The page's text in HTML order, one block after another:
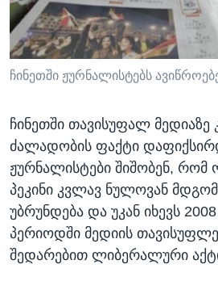
ᲡᲢᲣᲓᲘᲐ ᲕᲐᲨᲘᲜᲒᲢᲝᲜᲘ
ᲔᲙᲝᲜᲝᲛᲘᲙᲐ
ᲯᲐᲜᲛᲠᲗᲔᲚᲝᲑᲐ
ᲛᲔᲪᲜᲘᲔᲠᲔᲑᲐ
ᲙᲣᲚᲢᲣᲠᲐ
ᲒᲐᲚᲘᲚᲔᲝ
ᲓᲔᲖᲘᲜᲤᲝᲠᲛᲐᲪᲘᲐ
Learning English
ᲗᲕᲐᲚᲘ ᲒᲕᲐᲓᲔᲕᲜᲔᲗ
ენები
ჩინეთში ჟურნალისტებს
ჩინეთში თავისუფალ მედიაზე
ძალადობის ფაქტი
ჟურნალისტები შიშობენ,
პეკინი კვლავ ნულოვან
უბრუნდება და უკან იხევს
პერიოდში მედიის
შედარებით ლიბერალური